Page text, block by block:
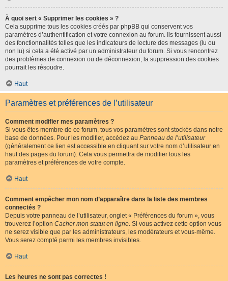
À quoi sert « Supprimer les cookies » ?
Cela supprime tous les cookies créés par phpBB qui conservent vos
paramètres d’authentification et votre connexion au forum. Ils fournissent aussi
des fonctionnalités telles que les indicateurs de lecture des messages (lu ou
non lu) si cela a été activé par un administrateur du forum. Si vous rencontrez
des problèmes de connexion ou de déconnexion, la suppression des cookies
pourrait les résoudre.
Haut
Paramètres et préférences de l’utilisateur
Comment modifier mes paramètres ?
Si vous êtes membre de ce forum, tous vos paramètres sont stockés dans notre
base de données. Pour les modifier, accédez au Panneau de l’utilisateur
(généralement ce lien est accessible en cliquant sur votre nom d’utilisateur en
haut des pages du forum). Cela vous permettra de modifier tous les
paramètres et préférences de votre compte.
Haut
Comment empêcher mon nom d’apparaître dans la liste des membres
connectés ?
Depuis votre panneau de l’utilisateur, onglet « Préférences du forum », vous
trouverez l’option Cacher mon statut en ligne. Si vous activez cette option vous
ne serez visible que par les administrateurs, les modérateurs et vous-même.
Vous serez compté parmi les membres invisibles.
Haut
Les heures ne sont pas correctes !